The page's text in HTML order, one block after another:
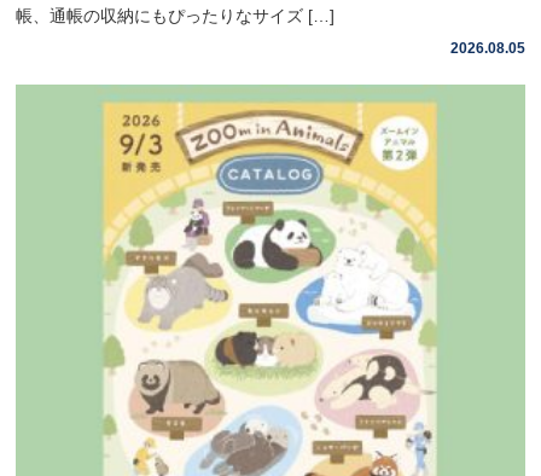
帳、通帳の収納にもぴったりなサイズ […]
2026.08.05